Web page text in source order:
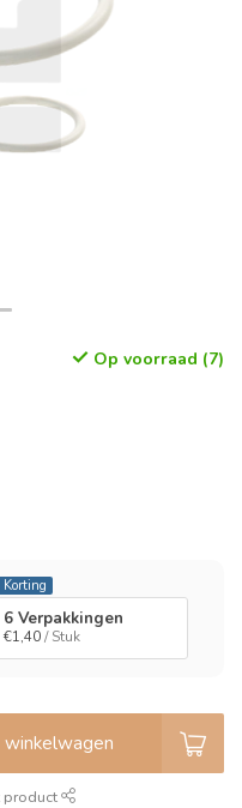
Op voorraad (7)
Korting
6 Verpakkingen
€1,40/ Stuk
winkelwagen
product